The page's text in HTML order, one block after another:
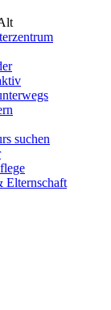
suchen
Elternschaft